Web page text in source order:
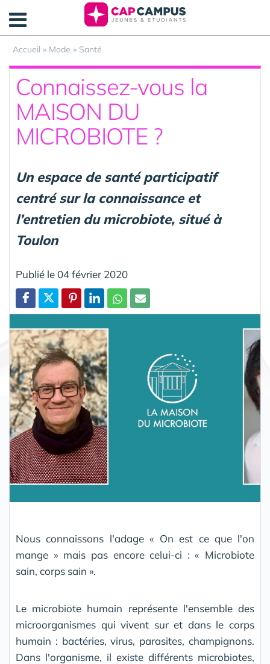
Accueil » Mode » Santé
Connaissez-vous la
MAISON DU
MICROBIOTE ?
Un espace de santé participatif
centré sur la connaissance et
l’entretien du microbiote, situé à
Toulon
Publié le 04 février 2020
Partager
Nous connaissons l'adage « On est ce que l'on
mange » mais pas encore celui-ci : « Microbiote
sain, corps sain ».
Le microbiote humain représente l'ensemble des
microorganismes qui vivent sur et dans le corps
humain : bactéries, virus, parasites, champignons.
Dans l'organisme, il existe différents microbiotes,
Panneau de gestion des cookies